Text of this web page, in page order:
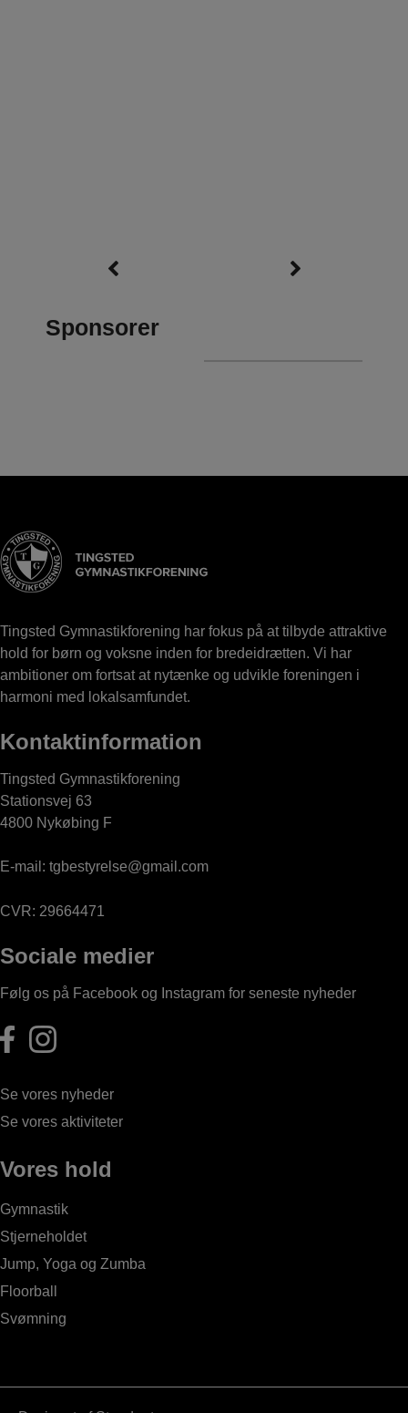
Sponsorer
Tingsted Gymnastikforening har fokus på at tilbyde attraktive
hold for børn og voksne inden for bredeidrætten. Vi har
ambitioner om fortsat at nytænke og udvikle foreningen i
harmoni med lokalsamfundet.
Kontaktinformation
Tingsted Gymnastikforening
Stationsvej 63
4800 Nykøbing F
E-mail: tgbestyrelse@gmail.com
CVR: 29664471
Sociale medier
Følg os på Facebook og Instagram for seneste nyheder
Se vores nyheder
Se vores aktiviteter
Vores hold
Gymnastik
Stjerneholdet
Jump, Yoga og Zumba
Floorball
Svømning